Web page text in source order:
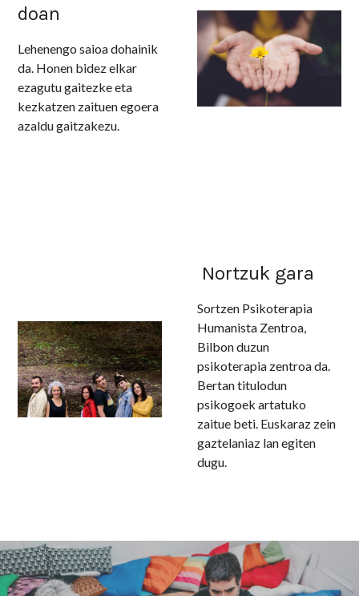
doan
Lehenengo saioa dohainik
da. Honen bidez elkar
ezagutu gaitezke eta
kezkatzen zaituen egoera
azaldu gaitzakezu.
Nortzuk gara
Sortzen Psikoterapia
Humanista Zentroa,
Bilbon duzun
psikoterapia zentroa da.
Bertan titulodun
psikogoek artatuko
zaitue beti. Euskaraz zein
gaztelaniaz lan egiten
dugu.